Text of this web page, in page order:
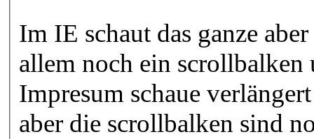
Im IE schaut das ganze
allem noch ein
Impresum schaue
aber die scrollbalken sind